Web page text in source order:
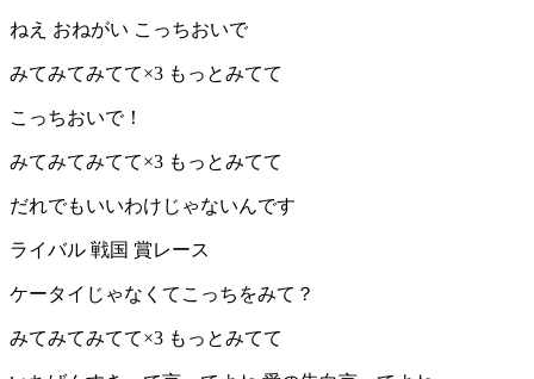
ねえ おねがい こっちおいで
みてみてみてて×3 もっとみてて
こっちおいで！
みてみてみてて×3 もっとみてて
だれでもいいわけじゃないんです
ライバル 戦国 賞レース
ケータイじゃなくてこっちをみて？
みてみてみてて×3 もっとみてて